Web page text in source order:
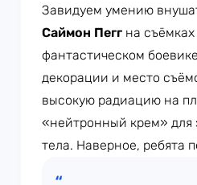
Завидуем умению
Саймон Пегг на
фантастическом
декорации и место
высокую радиацию на
«нейтронный крем» для
тела. Наверное, ребята